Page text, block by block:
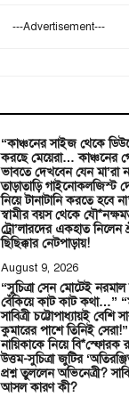
---Advertisement---
“কাঞ্চনের সাইজ থেকে
করছে মেয়েরা… কাঞ্চনের
ভাবতে দেখবেন যেন মা’রা
তাড়াতাড়ি গাইনোকলজিস্ট
নিয়ে টানাটানি করতে হবে
স্বামীর বয়স থেকে
ট্রো’লারদের একহাত নিলেন
ছিছিক্কার নেটপাড়ায়!
August 9, 2026
“সুচিত্রা সেন মোটেই
বেঁকিয়ে কাট কাট কথা…”
সাবিত্রী চট্টোপাধ্যায়ই
কুমারের পাশে তিনিই
নায়িকাকে নিয়ে বি*স্ফোরক
উত্তম-সুচিত্রা জুটির
প্রশ্ন তুললেন অভিনেত্রী?
আসল কারণ কী?